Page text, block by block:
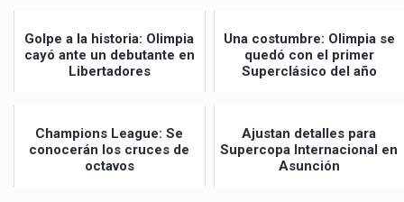
Golpe a la historia: Olimpia
cayó ante un debutante en
Libertadores
Una costumbre: Olimpia se
quedó con el primer
Superclásico del año
Champions League: Se
conocerán los cruces de
octavos
Ajustan detalles para
Supercopa Internacional en
Asunción